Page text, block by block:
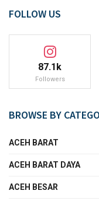
FOLLOW US
87.1k
Followers
BROWSE BY
ACEH BARAT
ACEH BARAT DAYA
ACEH BESAR